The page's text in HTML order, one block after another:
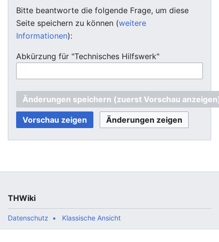
Bitte beantworte die folgende Frage, um diese
Seite speichern zu können (weitere
Informationen):
Abkürzung für "Technisches Hilfswerk"
THWiki
Datenschutz Klassische Ansicht